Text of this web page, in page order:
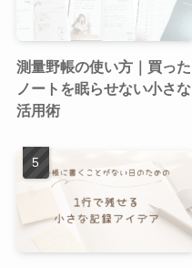
測量野帳の使い方｜買った
ノートを眠らせない小さな
活用術